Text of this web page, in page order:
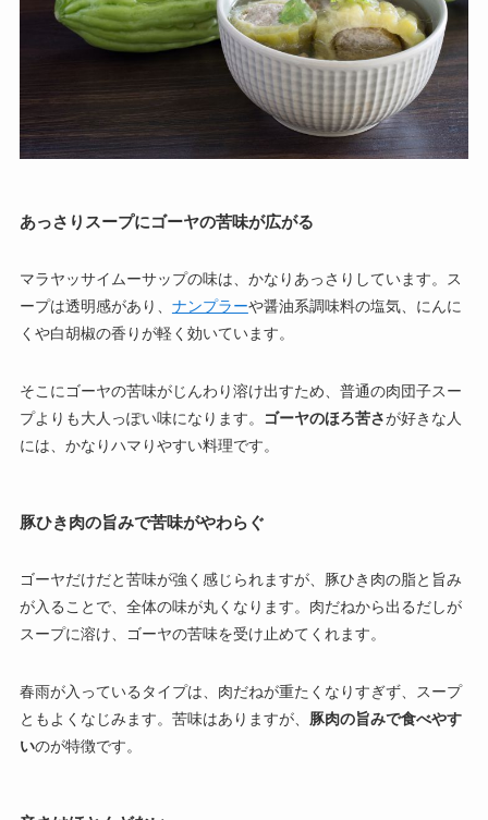
あっさりスープにゴーヤの苦味が広がる
マラヤッサイムーサップの味は、かなりあっさりしています。ス
ープは透明感があり、 ナンプラーや醤油系調味料の塩気、にんに
くや白胡椒の香りが軽く効いています。
そこにゴーヤの苦味がじんわり溶け出すため、普通の肉団子スー
プよりも大人っぽい味になります。 ゴーヤのほろ苦さが好きな人
には、かなりハマりやすい料理です。
豚ひき肉の旨みで苦味がやわらぐ
ゴーヤだけだと苦味が強く感じられますが、豚ひき肉の脂と旨み
が入ることで、全体の味が丸くなります。肉だねから出るだしが
スープに溶け、ゴーヤの苦味を受け止めてくれます。
春雨が入っているタイプは、肉だねが重たくなりすぎず、スープ
ともよくなじみます。苦味はありますが、 豚肉の旨みで食べやす
いのが特徴です。